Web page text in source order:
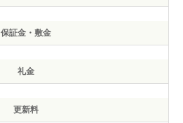
保証金・敷金
礼金
更新料